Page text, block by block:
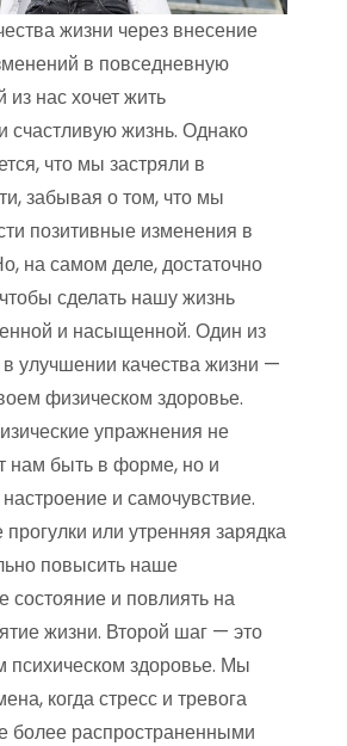
жизни через внесение
в повседневную
нас хочет жить
счастливую жизнь. Однако
что мы застряли в
забывая о том, что мы
позитивные изменения в
на самом деле, достаточно
сделать нашу жизнь
и насыщенной. Один из
улучшении качества жизни —
физическом здоровье.
упражнения не
нам быть в форме, но и
и самочувствие.
или утренняя зарядка
повысить наше
состояние и повлиять на
жизни. Второй шаг — это
психическом здоровье. Мы
когда стресс и тревога
более распространенными